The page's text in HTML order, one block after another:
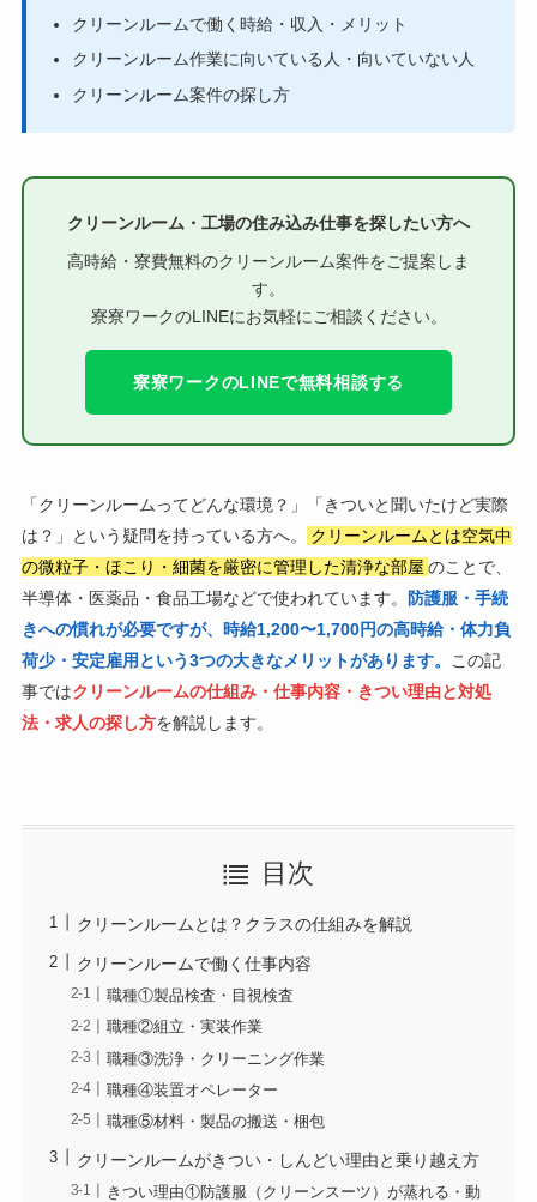
クリーンルームで働く時給・収入・メリット
クリーンルーム作業に向いている人・向いていない人
クリーンルーム案件の探し方
クリーンルーム・工場の住み込み仕事を探したい方へ
高時給・寮費無料のクリーンルーム案件をご提案しま
す。
寮寮ワークのLINEにお気軽にご相談ください。
寮寮ワークのLINEで無料相談する
「クリーンルームってどんな環境？」「きついと聞いたけど実際
は？」という疑問を持っている方へ。
クリーンルームとは空気中
の微粒子・ほこり・細菌を厳密に管理した清浄な部屋 のことで、
半導体・医薬品・食品工場などで使われています。
防護服・手続
きへの慣れが必要ですが、時給1,200〜1,700円の高時給・体力負
荷少・安定雇用という3つの大きなメリットがあります。 この記
事ではクリーンルームの仕組み・仕事内容・きつい理由と対処
法・求人の探し方を解説します。
目次
クリーンルームとは？クラスの仕組みを解説
クリーンルームで働く仕事内容
職種①製品検査・目視検査
職種②組立・実装作業
職種③洗浄・クリーニング作業
職種④装置オペレーター
職種⑤材料・製品の搬送・梱包
クリーンルームがきつい・しんどい理由と乗り越え方
きつい理由①防護服（クリーンスーツ）が蒸れる・動